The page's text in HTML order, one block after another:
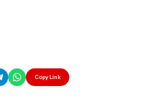
Copy Link